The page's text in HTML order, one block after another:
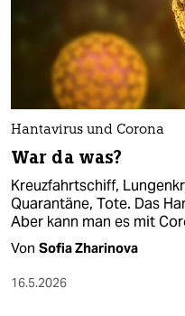
Hantavirus und Corona
War da was?
Kreuzfahrtschiff,
Quarantäne, Tote. Das
Aber kann man es mit
Von Sofia Zharinova
16.5.2026